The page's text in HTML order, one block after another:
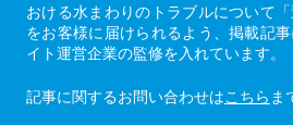
おける水まわりのトラブルについて
をお客様に届けられるよう、掲載記
イト運営企業の監修を入れています。
記事に関するお問い合わせはこちら ま